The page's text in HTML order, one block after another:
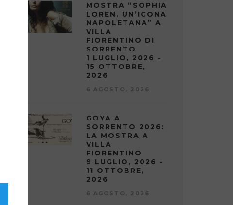
MOSTRA “SOPHIA
LOREN. UN’ICONA
NAPOLETANA” A
VILLA
FIORENTINO DI
SORRENTO
1 LUGLIO, 2026 -
15 OTTOBRE,
2026
6 AGOSTO, 2026
GOYA A
SORRENTO 2026:
LA MOSTRA A
VILLA
FIORENTINO
9 LUGLIO, 2026 -
11 OTTOBRE,
2026
6 AGOSTO, 2026